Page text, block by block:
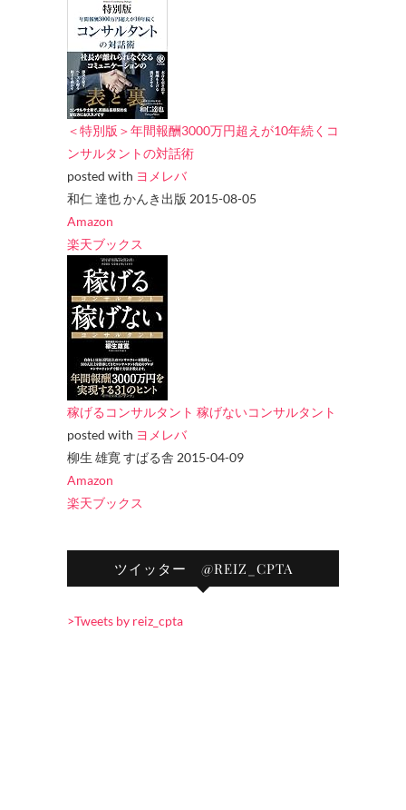
＜特別版＞年間報酬3000万円超えが10年続くコ
ンサルタントの対話術
posted with ヨメレバ
和仁 達也 かんき出版 2015-08-05
Amazon
楽天ブックス
稼げるコンサルタント 稼げないコンサルタント
posted with ヨメレバ
柳生 雄寛 すばる舎 2015-04-09
Amazon
楽天ブックス
ツイッター @REIZ_CPTA
>Tweets by reiz_cpta